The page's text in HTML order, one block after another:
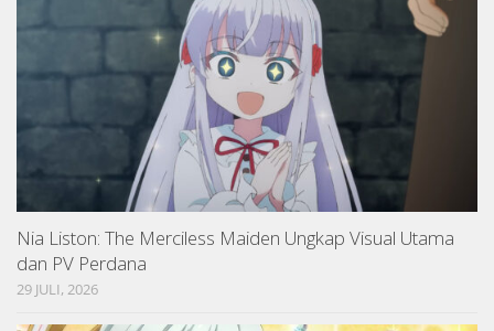
Nia Liston: The Merciless Maiden Ungkap Visual Utama
dan PV Perdana
29 JULI, 2026